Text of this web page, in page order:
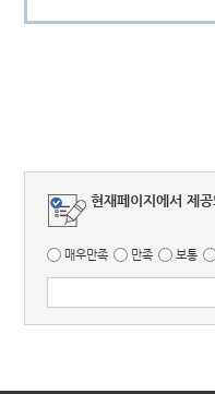
현재페이지에서 제
매우만족 만족 보통